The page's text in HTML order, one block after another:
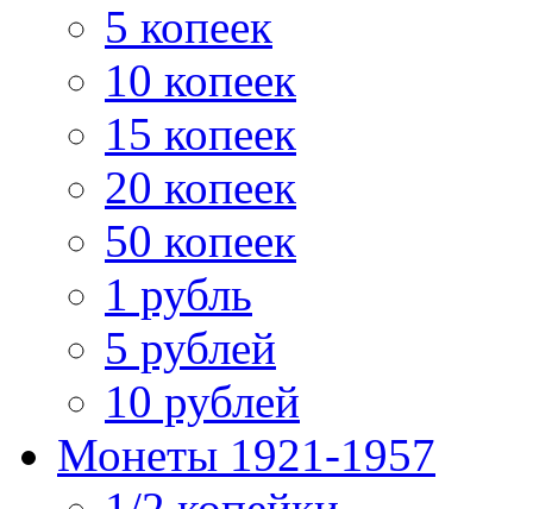
5 копеек
10 копеек
15 копеек
20 копеек
50 копеек
1 рубль
5 рублей
10 рублей
Монеты 1921-1957